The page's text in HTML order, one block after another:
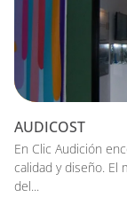
AUDICOST
En Clic Audición
calidad y diseño. El
del...